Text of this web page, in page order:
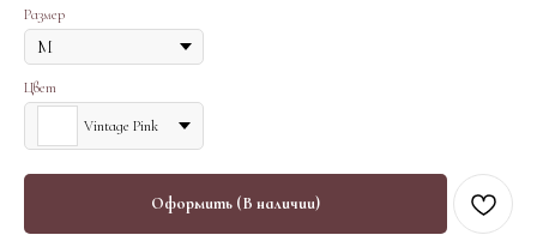
Размер
Цвет
Vintage Pink
Оформить (В наличии)